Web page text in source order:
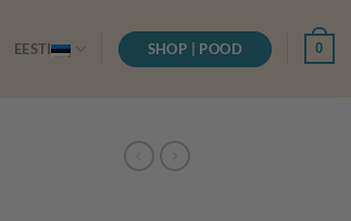
EESTI SHOP | POOD 0